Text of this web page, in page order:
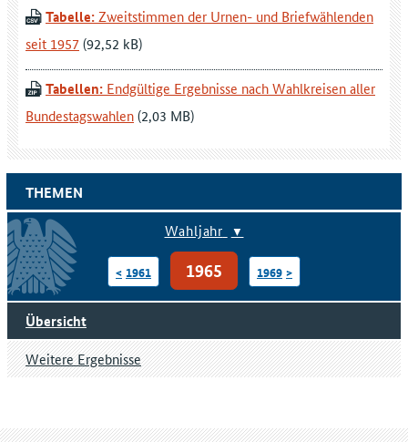
THEMEN
Wahljahr
1961 1965 1969
Übersicht
Weitere Ergebnisse
Tabelle:Zweitstimmen der Urnen- und Briefwählenden
seit 1957
Tabellen: Endgültige Ergebnisse nach Wahlkreisen aller
Bundestagswahlen